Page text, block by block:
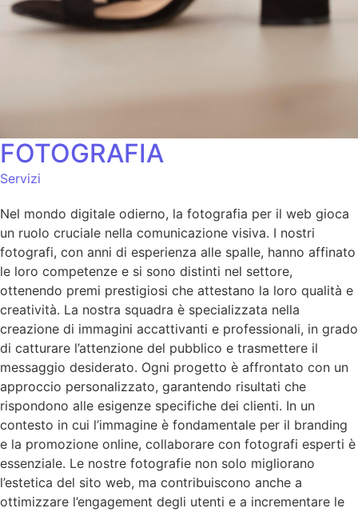
FOTOGRAFIA
Servizi
Nel mondo digitale odierno, la fotografia per il web gioca
un ruolo cruciale nella comunicazione visiva. I nostri
fotografi, con anni di esperienza alle spalle, hanno affinato
le loro competenze e si sono distinti nel settore,
ottenendo premi prestigiosi che attestano la loro qualità e
creatività. La nostra squadra è specializzata nella
creazione di immagini accattivanti e professionali, in grado
di catturare l’attenzione del pubblico e trasmettere il
messaggio desiderato. Ogni progetto è affrontato con un
approccio personalizzato, garantendo risultati che
rispondono alle esigenze specifiche dei clienti. In un
contesto in cui l’immagine è fondamentale per il branding
e la promozione online, collaborare con fotografi esperti è
essenziale. Le nostre fotografie non solo migliorano
l’estetica del sito web, ma contribuiscono anche a
ottimizzare l’engagement degli utenti e a incrementare le